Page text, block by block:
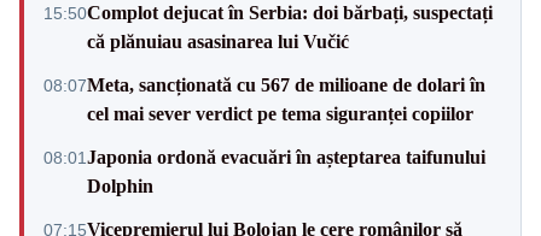
15:50Complot dejucat în Serbia: doi bărbați, suspectați
că plănuiau asasinarea lui Vučić
08:07Meta, sancționată cu 567 de milioane de dolari în
cel mai sever verdict pe tema siguranței copiilor
08:01Japonia ordonă evacuări în așteptarea taifunului
Dolphin
07:15Vicepremierul lui Bolojan le cere românilor să